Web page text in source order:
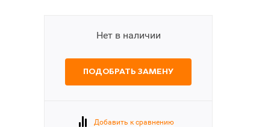
Нет в наличии
ПОДОБРАТЬ ЗАМЕНУ
Добавить к сравнению